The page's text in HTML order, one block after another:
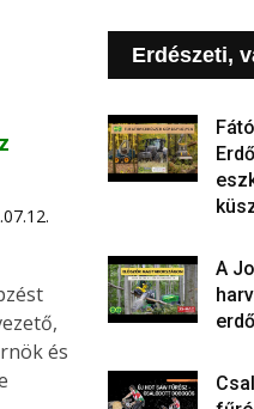
és
Erdészeti,
A